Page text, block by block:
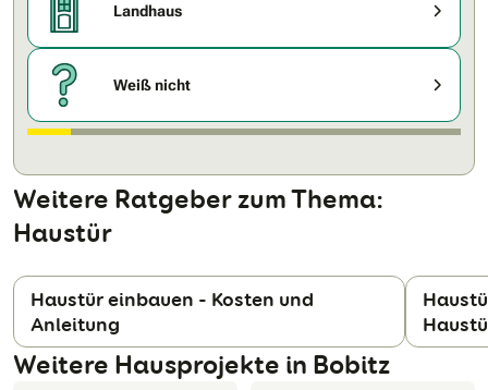
Landhaus
Weiß nicht
Weitere Ratgeber zum Thema:
Haustür
Haustür einbauen - Kosten und
Anleitung
Weitere Hausprojekte in Bobitz